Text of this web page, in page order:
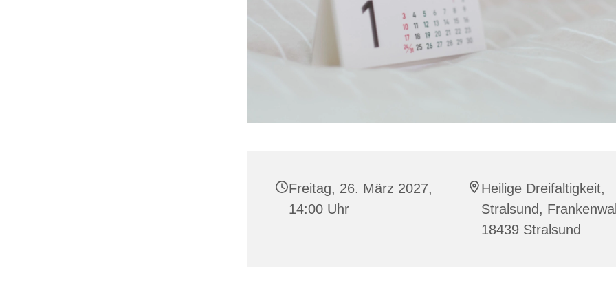
Freitag, 26. März 2027,
14:00 Uhr
Heilige Dreifaltigkeit,
Stralsund,
18439 Stralsund